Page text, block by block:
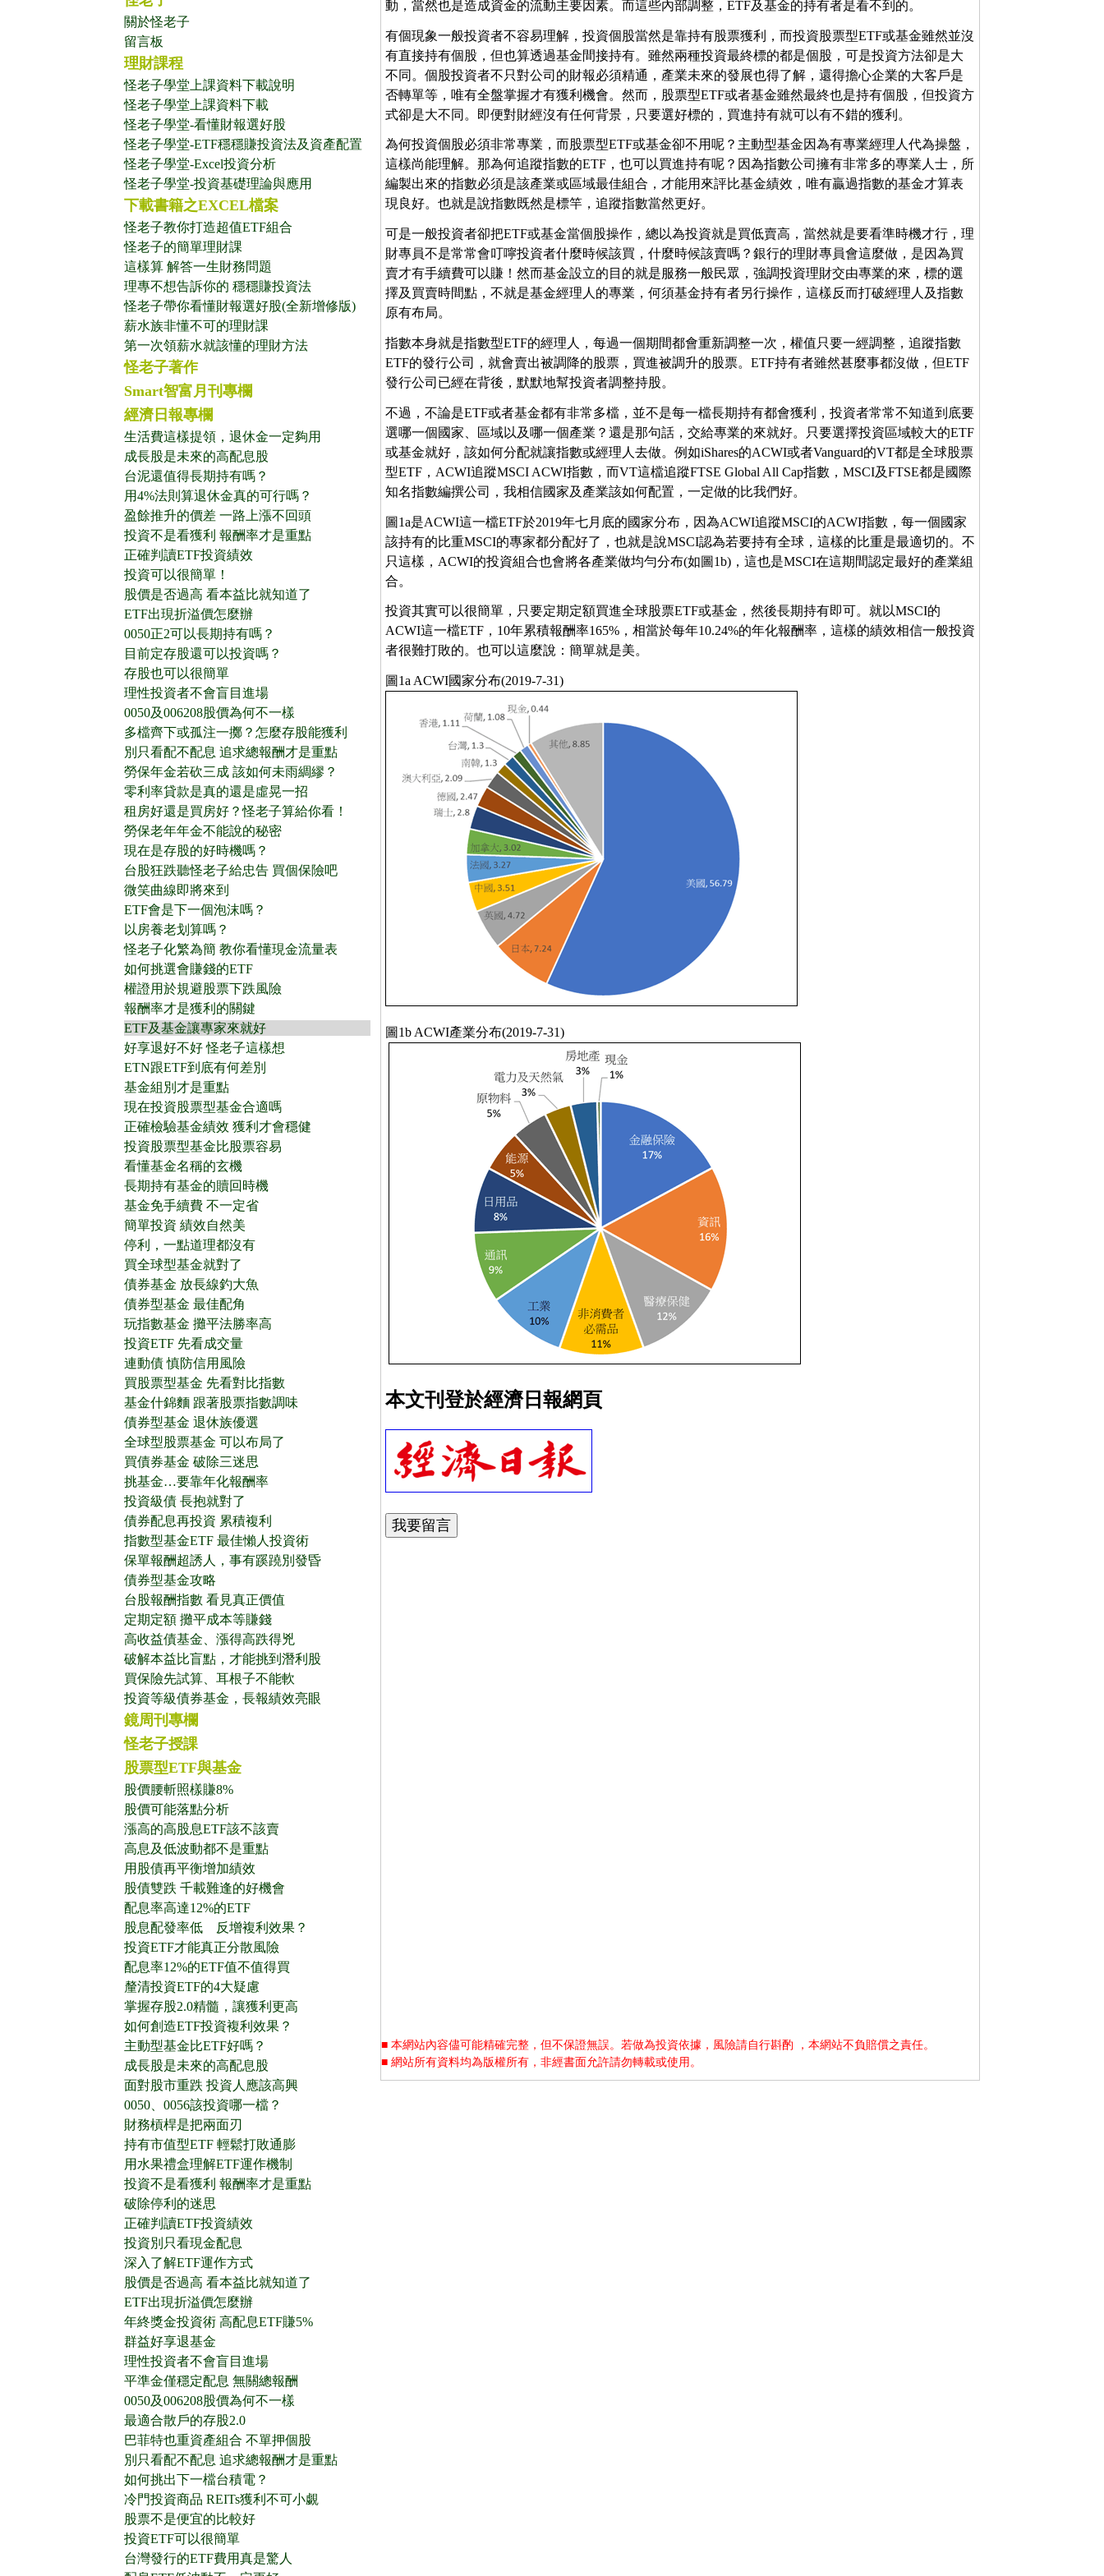
關於怪老子
留言板
理財課程
怪老子學堂上課資料下載說明
怪老子學堂上課資料下載
怪老子學堂-看懂財報選好股
怪老子學堂-ETF穩穩賺投資法及資產配置
怪老子學堂-Excel投資分析
怪老子學堂-投資基礎理論與應用
下載書籍之EXCEL檔案
怪老子教你打造超值ETF組合
怪老子的簡單理財課
這樣算 解答一生財務問題
理專不想告訴你的 穩穩賺投資法
怪老子帶你看懂財報選好股(全新增修版)
薪水族非懂不可的理財課
第一次領薪水就該懂的理財方法
怪老子著作
Smart智富月刊專欄
經濟日報專欄
生活費這樣提領，退休金一定夠用
成長股是未來的高配息股
台泥還值得長期持有嗎？
用4%法則算退休金真的可行嗎？
盈餘推升的價差 一路上漲不回頭
投資不是看獲利 報酬率才是重點
正確判讀ETF投資績效
投資可以很簡單！
股價是否過高 看本益比就知道了
ETF出現折溢價怎麼辦
0050正2可以長期持有嗎？
目前定存股還可以投資嗎？
存股也可以很簡單
理性投資者不會盲目進場
0050及006208股價為何不一樣
多檔齊下或孤注一擲？怎麼存股能獲利
別只看配不配息 追求總報酬才是重點
勞保年金若砍三成 該如何未雨綢繆？
零利率貸款是真的還是虛晃一招
租房好還是買房好？怪老子算給你看！
勞保老年年金不能說的秘密
現在是存股的好時機嗎？
台股狂跌聽怪老子給忠告 買個保險吧
微笑曲線即將來到
ETF會是下一個泡沫嗎？
以房養老划算嗎？
怪老子化繁為簡 教你看懂現金流量表
如何挑選會賺錢的ETF
權證用於規避股票下跌風險
報酬率才是獲利的關鍵
ETF及基金讓專家來就好
好享退好不好 怪老子這樣想
ETN跟ETF到底有何差別
基金組別才是重點
現在投資股票型基金合適嗎
正確檢驗基金績效 獲利才會穩健
投資股票型基金比股票容易
看懂基金名稱的玄機
長期持有基金的贖回時機
基金免手續費 不一定省
簡單投資 績效自然美
停利，一點道理都沒有
買全球型基金就對了
債券基金 放長線釣大魚
債券型基金 最佳配角
玩指數基金 攤平法勝率高
投資ETF 先看成交量
連動債 慎防信用風險
買股票型基金 先看對比指數
基金什錦麵 跟著股票指數調味
債券型基金 退休族優選
全球型股票基金 可以布局了
買債券基金 破除三迷思
挑基金…要靠年化報酬率
投資級債 長抱就對了
債券配息再投資 累積複利
指數型基金ETF 最佳懶人投資術
保單報酬超誘人，事有蹊蹺別發昏
債券型基金攻略
台股報酬指數 看見真正價值
定期定額 攤平成本等賺錢
高收益債基金、漲得高跌得兇
破解本益比盲點，才能挑到潛利股
買保險先試算、耳根子不能軟
投資等級債券基金，長報績效亮眼
鏡周刊專欄
怪老子授課
股票型ETF與基金
股價腰斬照樣賺8%
股價可能落點分析
漲高的高股息ETF該不該賣
高息及低波動都不是重點
用股債再平衡增加績效
股債雙跌 千載難逢的好機會
配息率高達12%的ETF
股息配發率低 反增複利效果？
投資ETF才能真正分散風險
配息率12%的ETF值不值得買
釐清投資ETF的4大疑慮
掌握存股2.0精髓，讓獲利更高
如何創造ETF投資複利效果？
主動型基金比ETF好嗎？
成長股是未來的高配息股
面對股市重跌 投資人應該高興
0050、0056該投資哪一檔？
財務槓桿是把兩面刃
持有市值型ETF 輕鬆打敗通膨
用水果禮盒理解ETF運作機制
投資不是看獲利 報酬率才是重點
破除停利的迷思
正確判讀ETF投資績效
投資別只看現金配息
深入了解ETF運作方式
股價是否過高 看本益比就知道了
ETF出現折溢價怎麼辦
年終獎金投資術 高配息ETF賺5%
群益好享退基金
理性投資者不會盲目進場
平準金僅穩定配息 無關總報酬
0050及006208股價為何不一樣
最適合散戶的存股2.0
巴菲特也重資產組合 不單押個股
別只看配不配息 追求總報酬才是重點
如何挑出下一檔台積電？
冷門投資商品 REITs獲利不可小覷
股票不是便宜的比較好
投資ETF可以很簡單
台灣發行的ETF費用真是驚人
動，當然也是造成資金的流動主要因素。而這些內部調整，ETF及基金的持有者是看不到的。
有個現象一般投資者不容易理解，投資個股當然是靠持有股票獲利，而投資股票型ETF或基金雖然並沒
有直接持有個股，但也算透過基金間接持有。雖然兩種投資最終標的都是個股，可是投資方法卻是大
不同。個股投資者不只對公司的財報必須精通，產業未來的發展也得了解，還得擔心企業的大客戶是
否轉單等，唯有全盤掌握才有獲利機會。然而，股票型ETF或者基金雖然最終也是持有個股，但投資方
式卻是大不同。即便對財經沒有任何背景，只要選好標的，買進持有就可以有不錯的獲利。
為何投資個股必須非常專業，而股票型ETF或基金卻不用呢？主動型基金因為有專業經理人代為操盤，
這樣尚能理解。那為何追蹤指數的ETF，也可以買進持有呢？因為指數公司擁有非常多的專業人士，所
編製出來的指數必須是該產業或區域最佳組合，才能用來評比基金績效，唯有贏過指數的基金才算表
現良好。也就是說指數既然是標竿，追蹤指數當然更好。
可是一般投資者卻把ETF或基金當個股操作，總以為投資就是買低賣高，當然就是要看準時機才行，理
財專員不是常常會叮嚀投資者什麼時候該買，什麼時候該賣嗎？銀行的理財專員會這麼做，是因為買
賣才有手續費可以賺！然而基金設立的目的就是服務一般民眾，強調投資理財交由專業的來，標的選
擇及買賣時間點，不就是基金經理人的專業，何須基金持有者另行操作，這樣反而打破經理人及指數
原有布局。
指數本身就是指數型ETF的經理人，每過一個期間都會重新調整一次，權值只要一經調整，追蹤指數
ETF的發行公司，就會賣出被調降的股票，買進被調升的股票。ETF持有者雖然甚麼事都沒做，但ETF
發行公司已經在背後，默默地幫投資者調整持股。
不過，不論是ETF或者基金都有非常多檔，並不是每一檔長期持有都會獲利，投資者常常不知道到底要
選哪一個國家、區域以及哪一個產業？還是那句話，交給專業的來就好。只要選擇投資區域較大的ETF
或基金就好，該如何分配就讓指數或經理人去做。例如iShares的ACWI或者Vanguard的VT都是全球股票
型ETF，ACWI追蹤MSCI ACWI指數，而VT這檔追蹤FTSE Global All Cap指數，MSCI及FTSE都是國際
知名指數編撰公司，我相信國家及產業該如何配置，一定做的比我們好。
圖1a是ACWI這一檔ETF於2019年七月底的國家分布，因為ACWI追蹤MSCI的ACWI指數，每一個國家
該持有的比重MSCI的專家都分配好了，也就是說MSCI認為若要持有全球，這樣的比重是最適切的。不
只這樣，ACWI的投資組合也會將各產業做均勻分布(如圖1b)，這也是MSCI在這期間認定最好的產業組
合。
投資其實可以很簡單，只要定期定額買進全球股票ETF或基金，然後長期持有即可。就以MSCI的
ACWI這一檔ETF，10年累積報酬率165%，相當於每年10.24%的年化報酬率，這樣的績效相信一般投資
者很難打敗的。也可以這麼說：簡單就是美。
圖1a ACWI國家分布(2019-7-31)
圖1b ACWI產業分布(2019-7-31)
本文刊登於經濟日報網頁
■ 本網站內容儘可能精確完整，但不保證無誤。若做為投資依據，風險請自行斟酌 ，本網站不負賠償之責任。
■ 網站所有資料均為版權所有，非經書面允許請勿轉載或使用。